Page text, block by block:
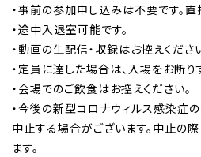
・事前の参加申し込みは不要です。直
・途中入退室可能です。
・動画の生配信・収録はお控えくださ
・定員に達した場合は、入場をお断り
・会場でのご飲食はお控えください。
・今後の新型コロナウィルス感染症
中止する場合がございます。中止の
ます。